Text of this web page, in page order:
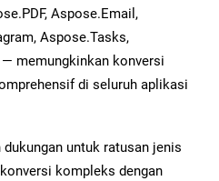
Aspose.Email,
Aspose.Tasks,
memungkinkan konversi
di seluruh aplikasi
untuk ratusan jenis
kompleks dengan